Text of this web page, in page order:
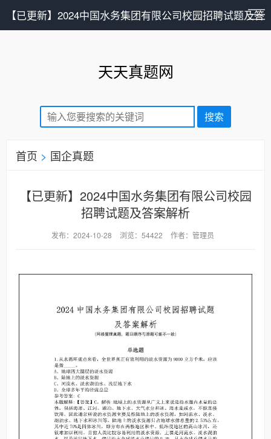
【已更新】2024中国水务集团有限公司校园招聘试题及答
天天真题网
首页 > 国企真题
【已更新】2024中国水务集团有限公司校园
招聘试题及答案解析
发布：2024-10-28 浏览：54422 作者：管理员